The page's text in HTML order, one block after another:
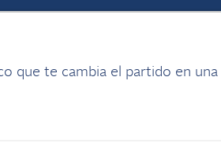
que te cambia el partido en una